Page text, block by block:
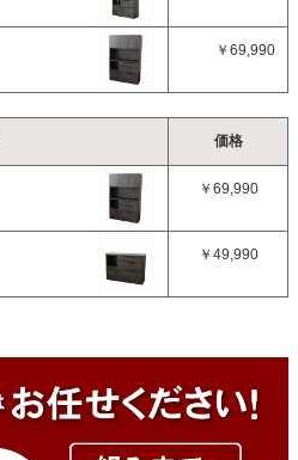
￥69,990
価格
￥69,990
￥49,990